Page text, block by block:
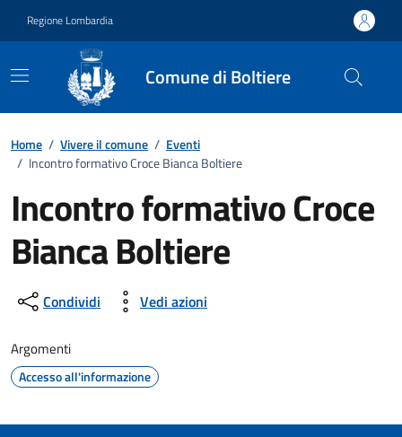
Regione Lombardia
Comune di Boltiere
Home / Vivere il comune / Eventi
/ Incontro formativo Croce Bianca Boltiere
Incontro formativo Croce
Bianca Boltiere
Dettagli della notizia
Condividi Vedi azioni
Argomenti
Accesso all'informazione